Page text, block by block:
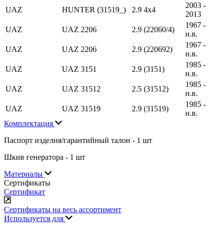
UAZ
HUNTER (31519_) 2.9 4x4
2003 -
2013
UAZ
UAZ 2206 2.9 (22060/4)
1967 -
н.в.
UAZ
UAZ 2206 2.9 (220692)
1967 -
н.в.
UAZ
UAZ 3151 2.9 (3151)
1985 -
н.в.
UAZ
UAZ 31512 2.5 (31512)
1985 -
н.в.
UAZ
UAZ 31519 2.9 (31519)
1985 -
н.в.
Комплектация
Паспорт изделия/гарантийный талон - 1 шт
Шкив генератора - 1 шт
Материалы
Сертификаты
Сертификат
Сертификаты на весь ассортимент
Используется для